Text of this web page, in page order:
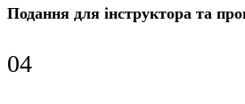
Подання для інструктора та
04